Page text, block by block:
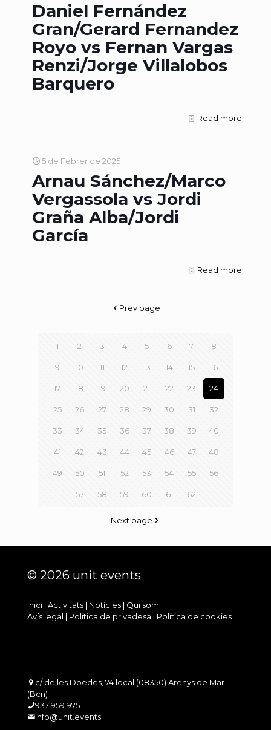
Daniel Fernández
Gran/Gerard Fernandez
Royo vs Fernan Vargas
Renzi/Jorge Villalobos
Barquero
Read more
5 de Febrer de 2025
Arnau Sánchez/Marco
Vergassola vs Jordi
Graña Alba/Jordi
García
Read more
Prev page
1 2 3 4 5 6 7 8
9 10 11 12 13 14 15 16
17 18 19 20 21 22 23 24
25 26 27 28 29 30 31 32
33 34 35 36 37 38 39 40
41 42 43 44 45 46 47 48
49 50 51 52 53 54 55 56
57 58 59 60 61 62
Next page
© 2026 unit events
Inici | Activitats | Notícies | Qui som |
Avís legal | Política de privadesa | Política de cookies
c/ de les Doedes, 74 local (08350) Arenys de Mar
(Bcn)
937 959 975
info@unit.events